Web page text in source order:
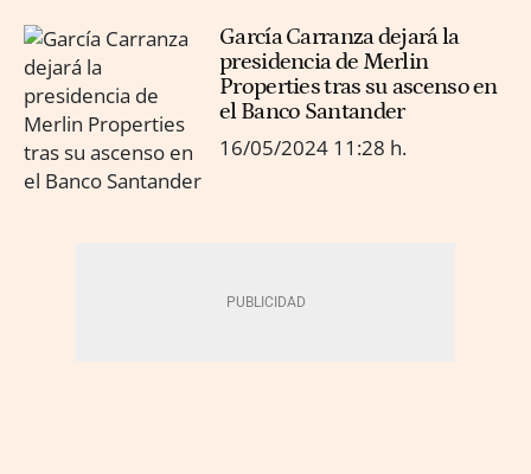
García Carranza dejará la
presidencia de Merlin
Properties tras su ascenso en
el Banco Santander
16/05/2024 11:28 h.